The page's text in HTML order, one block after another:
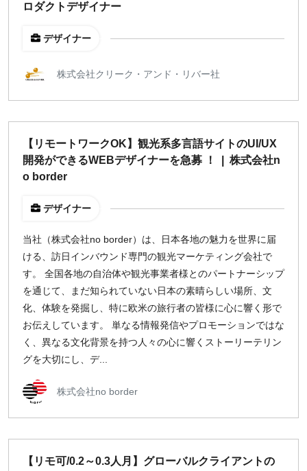
募集中のみ表示
1,500円 以上
¥2,000 ¥3,000 ¥4,000 ¥5,000〜
指定なし 検索
ロダクトデザイナー
デザイナー
株式会社クリーク・アンド・リバー社
【リモートワークOK】観光系多言語サイトのUI/UX
開発ができるWEBデザイナーを急募 ！ | 株式会社n
o border
デザイナー
当社（株式会社no border）は、日本各地の魅力を世界に届
ける、訪日インバウンド専門の観光マーケティング会社で
す。 全国各地の自治体や観光事業者様とのパートナーシップ
を通じて、まだ知られていない日本の素晴らしい場所、文
化、体験を発掘し、特に欧米の旅行者の皆様に心に響く形で
お伝えしています。 単なる情報発信やプロモーションではな
く、異なる文化背景を持つ人々の心に響くストーリーテリン
グを大切にし、デ...
株式会社no border
【リモ可/0.2～0.3人月】グローバルクライアントの